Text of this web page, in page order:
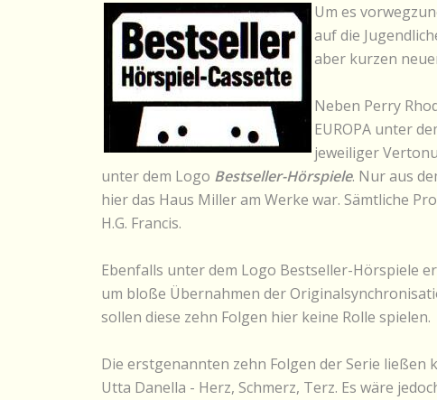
Um es
auf die
aber kurzen
Neben Perry
EUROPA unter
jeweiliger
unter dem Logo Bestseller-Hörspiele. Nur aus
hier das Haus Miller am Werke war. Sämtliche
H.G. Francis.
Ebenfalls unter dem Logo Bestseller-Hörspiele
um bloße Übernahmen der
sollen diese zehn Folgen hier keine Rolle spielen.
Die erstgenannten zehn Folgen der Serie ließen
Utta Danella - Herz, Schmerz, Terz. Es wäre